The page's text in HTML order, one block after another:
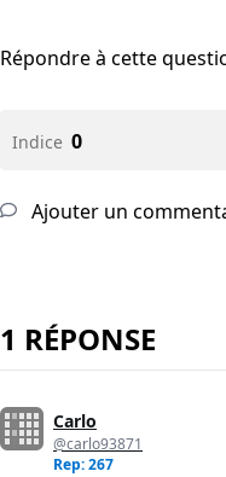
Répondre à cette
Indice 0
Ajouter un
1 RÉPONSE
Carlo
@carlo93871
Rep: 267